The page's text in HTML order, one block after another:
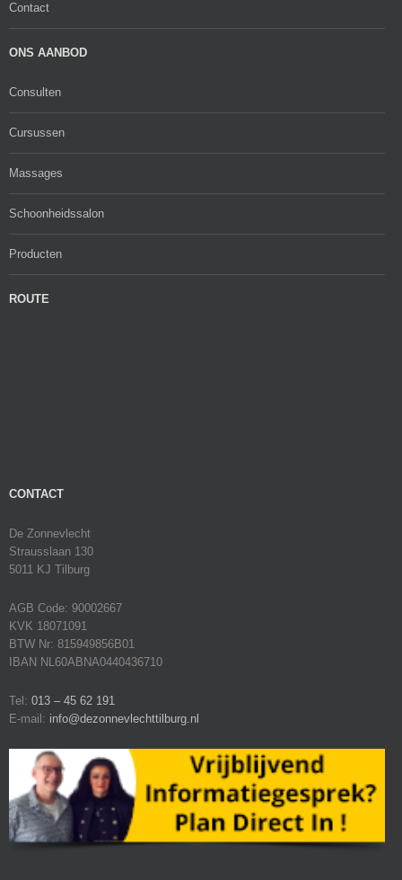
Contact
ONS AANBOD
Consulten
Cursussen
Massages
Schoonheidssalon
Producten
ROUTE
CONTACT
De Zonnevlecht
Strausslaan 130
5011 KJ Tilburg
AGB Code: 90002667
KVK 18071091
BTW Nr: 815949856B01
IBAN NL60ABNA0440436710
Tel: 013 – 45 62 191
E-mail: info@dezonnevlechttilburg.nl